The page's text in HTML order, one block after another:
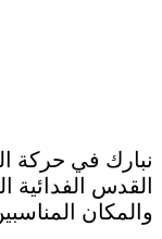
نبارك في حركة
القدس الفدائية
والمكان